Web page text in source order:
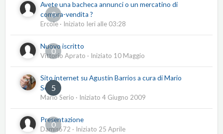
0
Avete una bacheca annunci o un mercatino di
compra-vendita ?
Ercole · Iniziato Ieri alle 03:28
0
Nuovo iscritto
Vittorio Aprato · Iniziato 10 Maggio
5
Sito internet su Agustín Barrios a cura di Mario
Serio
Mario Serio · Iniziato 4 Giugno 2009
0
Presentazione
Damis672 · Iniziato 25 Aprile